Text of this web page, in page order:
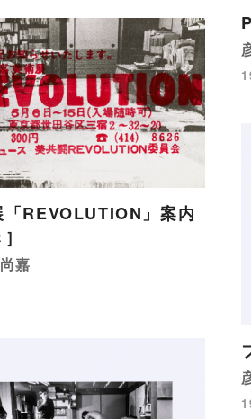
「REVOLUTION」案内
嘉